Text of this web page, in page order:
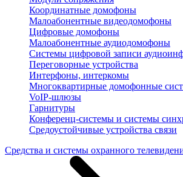
Координатные домофоны
Малоабонентные видеодомофоны
Цифровые домофоны
Малоабонентные аудиодомофоны
Системы цифровой записи
Переговорные устройства
Интерфоны, интеркомы
Многоквартирные домофонные
VoIP-шлюзы
Гарнитуры
Конференц-системы и системы
Средоустойчивые устройства связи
Средства и системы охранного